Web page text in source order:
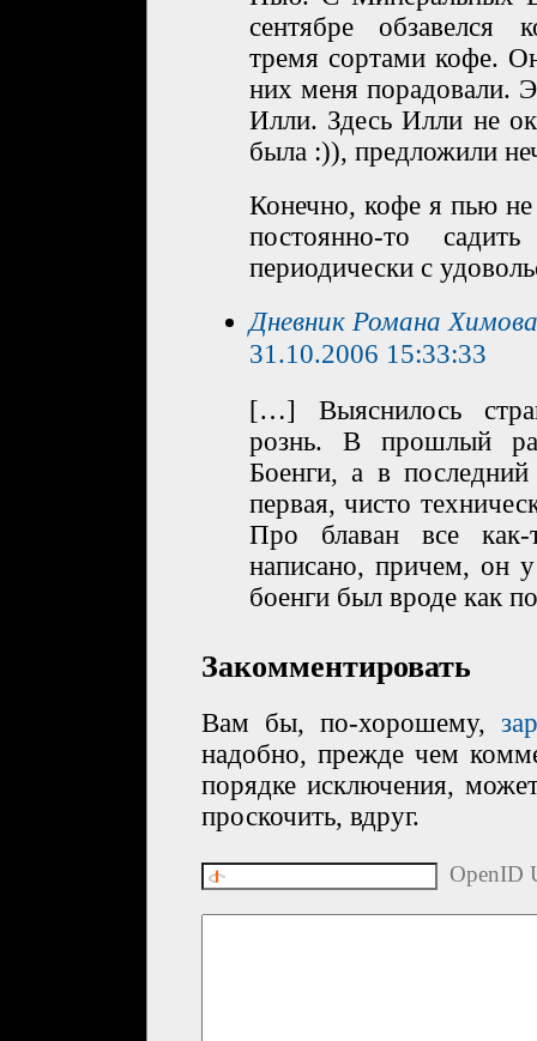
сентябре обзавелся
тремя сортами кофе.
них меня порадовали.
Илли. Здесь Илли не
была :)), предложили
Конечно, кофе я пью не
постоянно-то
периодически с
Дневник Романа
31.10.2006 15:33:33
[…] Выяснилось
рознь. В прошлый
Боенги, а в
первая, чисто
Про блаван все как-
написано, причем, он
боенги был вроде как
Закомментировать
Вам бы, по-хорошему,
надобно, прежде чем
порядке исключения,
проскочить, вдруг.
OpenID